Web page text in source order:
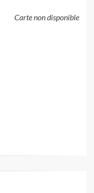
Carte non disponible